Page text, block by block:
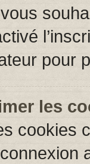
pour
les
cookies